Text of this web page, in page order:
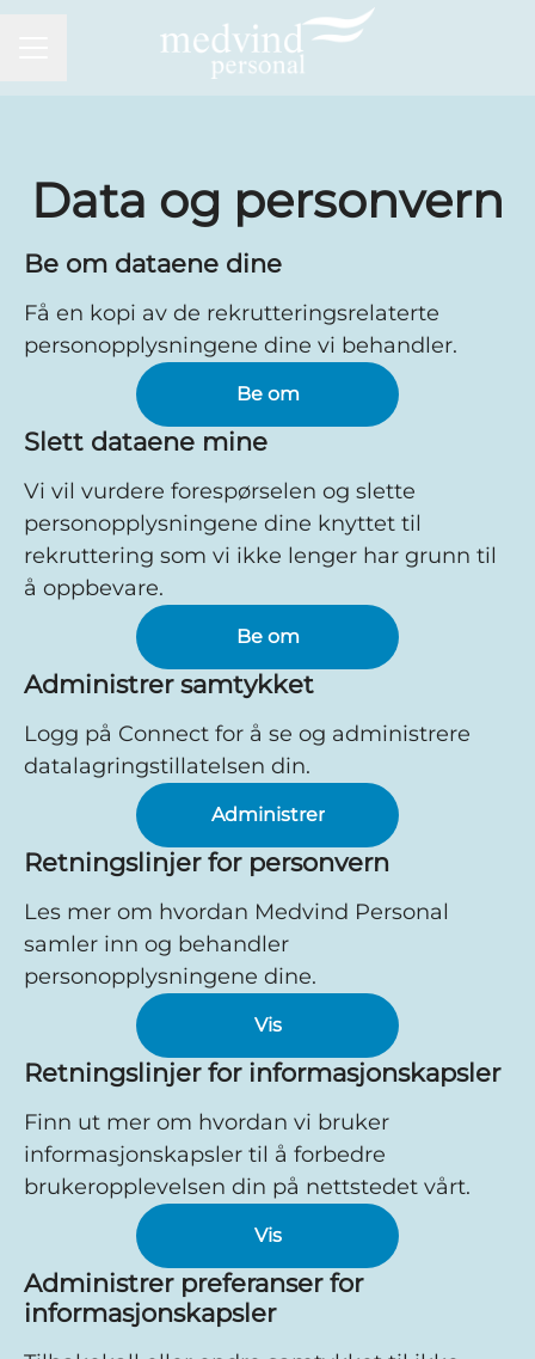
KARRIEREMENY
Data og personvern
Be om dataene dine
Få en kopi av de rekrutteringsrelaterte
personopplysningene dine vi behandler.
Be om
Slett dataene mine
Vi vil vurdere forespørselen og slette
personopplysningene dine knyttet til
rekruttering som vi ikke lenger har grunn til
å oppbevare.
Be om
Administrer samtykket
Logg på Connect for å se og administrere
datalagringstillatelsen din.
Administrer
Retningslinjer for personvern
Les mer om hvordan Medvind Personal
samler inn og behandler
personopplysningene dine.
Vis
Retningslinjer for informasjonskapsler
Finn ut mer om hvordan vi bruker
informasjonskapsler til å forbedre
brukeropplevelsen din på nettstedet vårt.
Vis
Administrer preferanser for
informasjonskapsler